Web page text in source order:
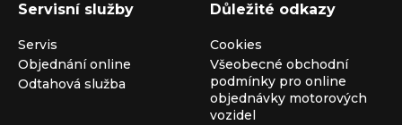
Servisní služby
Servis
Objednání online
Odtahová služba
Důležité odkazy
Cookies
Všeobecné obchodní
podmínky pro online
objednávky motorových
vozidel